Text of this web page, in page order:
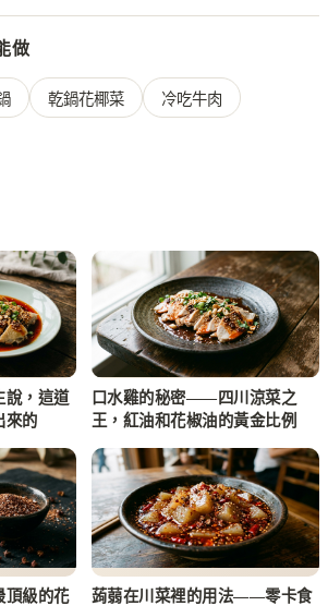
做
乾鍋花椰菜 冷吃牛肉
，這道
來的
口水雞的秘密——四川涼菜之
王，紅油和花椒油的黃金比例
級的花
蒟蒻在川菜裡的用法——零卡食